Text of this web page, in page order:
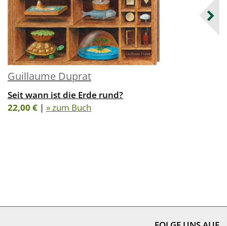
Guillaume Duprat
Seit wann ist die Erde rund?
22,00 € | » zum Buch